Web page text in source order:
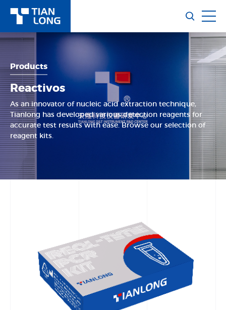
Products
Reactivos
As an innovator of nucleic acid extraction technique,
Tianlong has developed various detection reagents for
accurate test results with ease. Browse our selection of
reagent kits.